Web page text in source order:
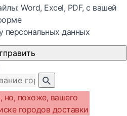
Word, Exсel, PDF, с вашей
персональных данных
но, похоже, вашего
городов доставки